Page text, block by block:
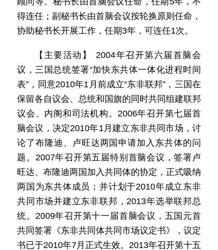
得连任；副秘书长由首脑会议按轮换原则任命，
协助秘书长开展工作，任期3年，可连任1次。
【主要活动】 2004年召开第六届首脑会
议，三国总统签署“加快东共体一体化进程时间
表”，同意2010年1月前成立“东非联邦”，三国在
保留各自议会、总统和国旗的同时共同组建联邦
议会、内阁和司法机构。2006年召开第七届首
脑会议，决定2010年1月建立东非共同市场，讨
论了布隆迪、卢旺达两国申请加入东共体的问
题。2007年召开第五届特别首脑会议，签署卢
旺达、布隆迪两国加入共同体的协定，正式吸纳
两国为东共体成员；并计划于2010年成立东非
共同市场并建立东非联邦，2013年选举联邦总
统。2009年召开第十一届首脑会议，五国元首
共同签署《东非共同体共同市场议定书》，议定
书已于2010年7月正式生效。2013年召开第十五